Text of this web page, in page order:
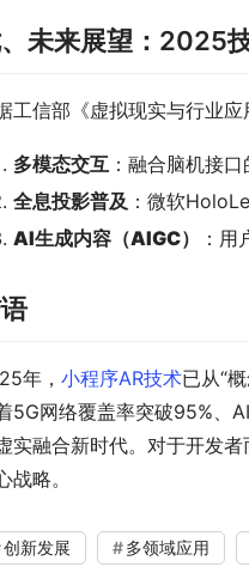
未来展望：2025
工信部《虚拟现实与行业
多模态交互 ：融合脑机接
全息投影普及 ：微软
AI生成内容（AIGC）
：
年， 小程序AR技术已从“
5G网络覆盖率突破95%、
实融合新时代。对于开发
战略。
创新发展 多领域应用